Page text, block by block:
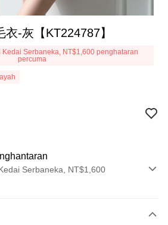
-灰【KT224787】
Serbaneka, NT$1,600 penghataran
percuma
Serbaneka, NT$1,600